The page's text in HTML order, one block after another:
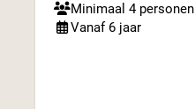
Minimaal 4 personen
Vanaf 6 jaar